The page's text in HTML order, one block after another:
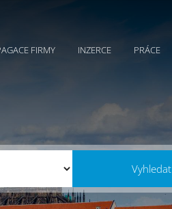
FIRMY INZERCE PRÁCE
Vyhledat